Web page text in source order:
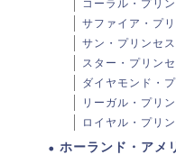
コーラル・プリ
サファイア・プ
サン・プリンセス
スター・プリン
ダイヤモンド・
リーガル・プリ
ロイヤル・プリ
ホーランド・アメ